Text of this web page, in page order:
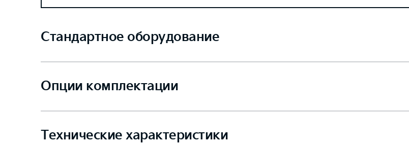
Стандартное оборудование
Опции комплектации
Технические характеристики